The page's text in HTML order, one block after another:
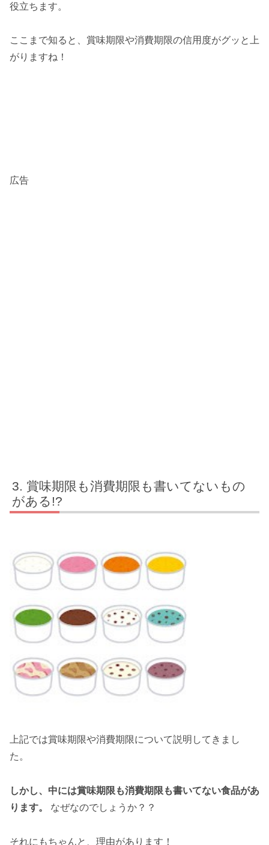
役立ちます。
ここまで知ると、賞味期限や消費期限の信用度がグッと上
がりますね！
広告
賞味期限も消費期限も書いてないもの
がある!?
上記では賞味期限や消費期限について説明してきまし
た。
しかし、中には賞味期限も消費期限も書いてない食品があ
ります。
なぜなのでしょうか？？
それにもちゃんと、理由があります！